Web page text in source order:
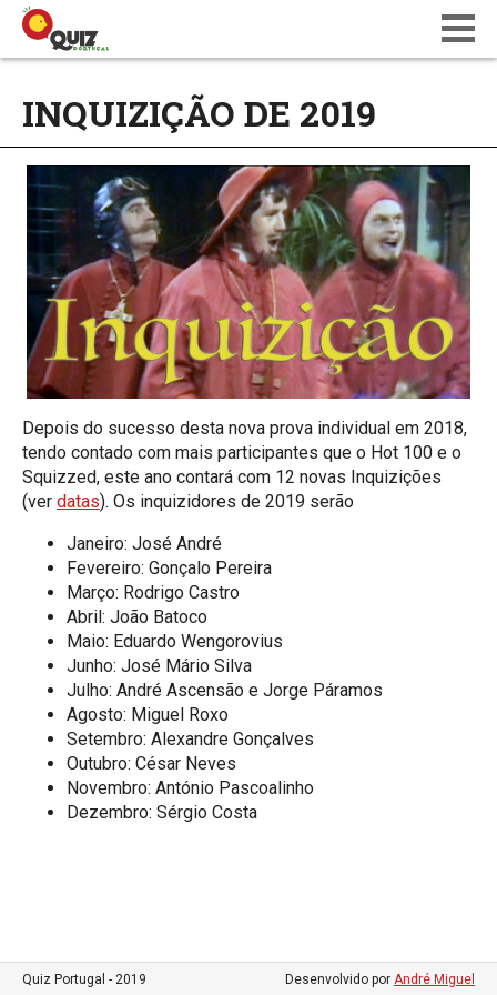
CALENDÁRIO
ONDE JOGAR
QUIZ NATIONS PT 18
INQUIZIÇÃO DE 2019
Depois do sucesso desta nova prova individual em 2018,
tendo contado com mais participantes que o Hot 100 e o
Squizzed, este ano contará com 12 novas Inquizições
(ver datas). Os inquizidores de 2019 serão
Janeiro: José André
Fevereiro: Gonçalo Pereira
Março: Rodrigo Castro
Abril: João Batoco
Maio: Eduardo Wengorovius
Junho: José Mário Silva
Julho: André Ascensão e Jorge Páramos
Agosto: Miguel Roxo
Setembro: Alexandre Gonçalves
Outubro: César Neves
Novembro: António Pascoalinho
Dezembro: Sérgio Costa
Desenvolvido por André Miguel
Quiz Portugal - 2019